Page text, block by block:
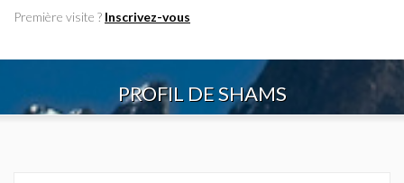
Première visite ? Inscrivez-vous
PROFIL DE SHAMS